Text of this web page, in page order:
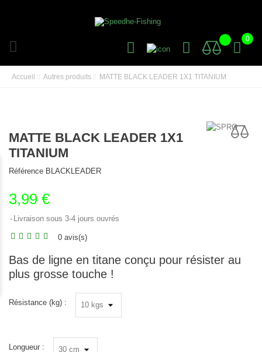
0
Accueil Autres produits MATTE BLACK LEADER 1X1 TITANIUM
MATTE BLACK LEADER 1X1
TITANIUM
Référence BLACKLEADER
3,99 €
Livraison sous 3-4 jours ouvrés
0 avis(s)
Bas de ligne en titane conçu pour résister au
plus grosse touche !
Résistance (kg) :
Longueur :